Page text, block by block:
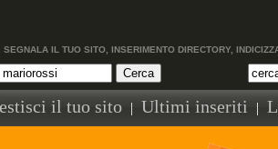
SEGNALA IL TUO SITO, INSERIMENTO DIRECTORY,
il tuo sito | Ultimi inseriti |